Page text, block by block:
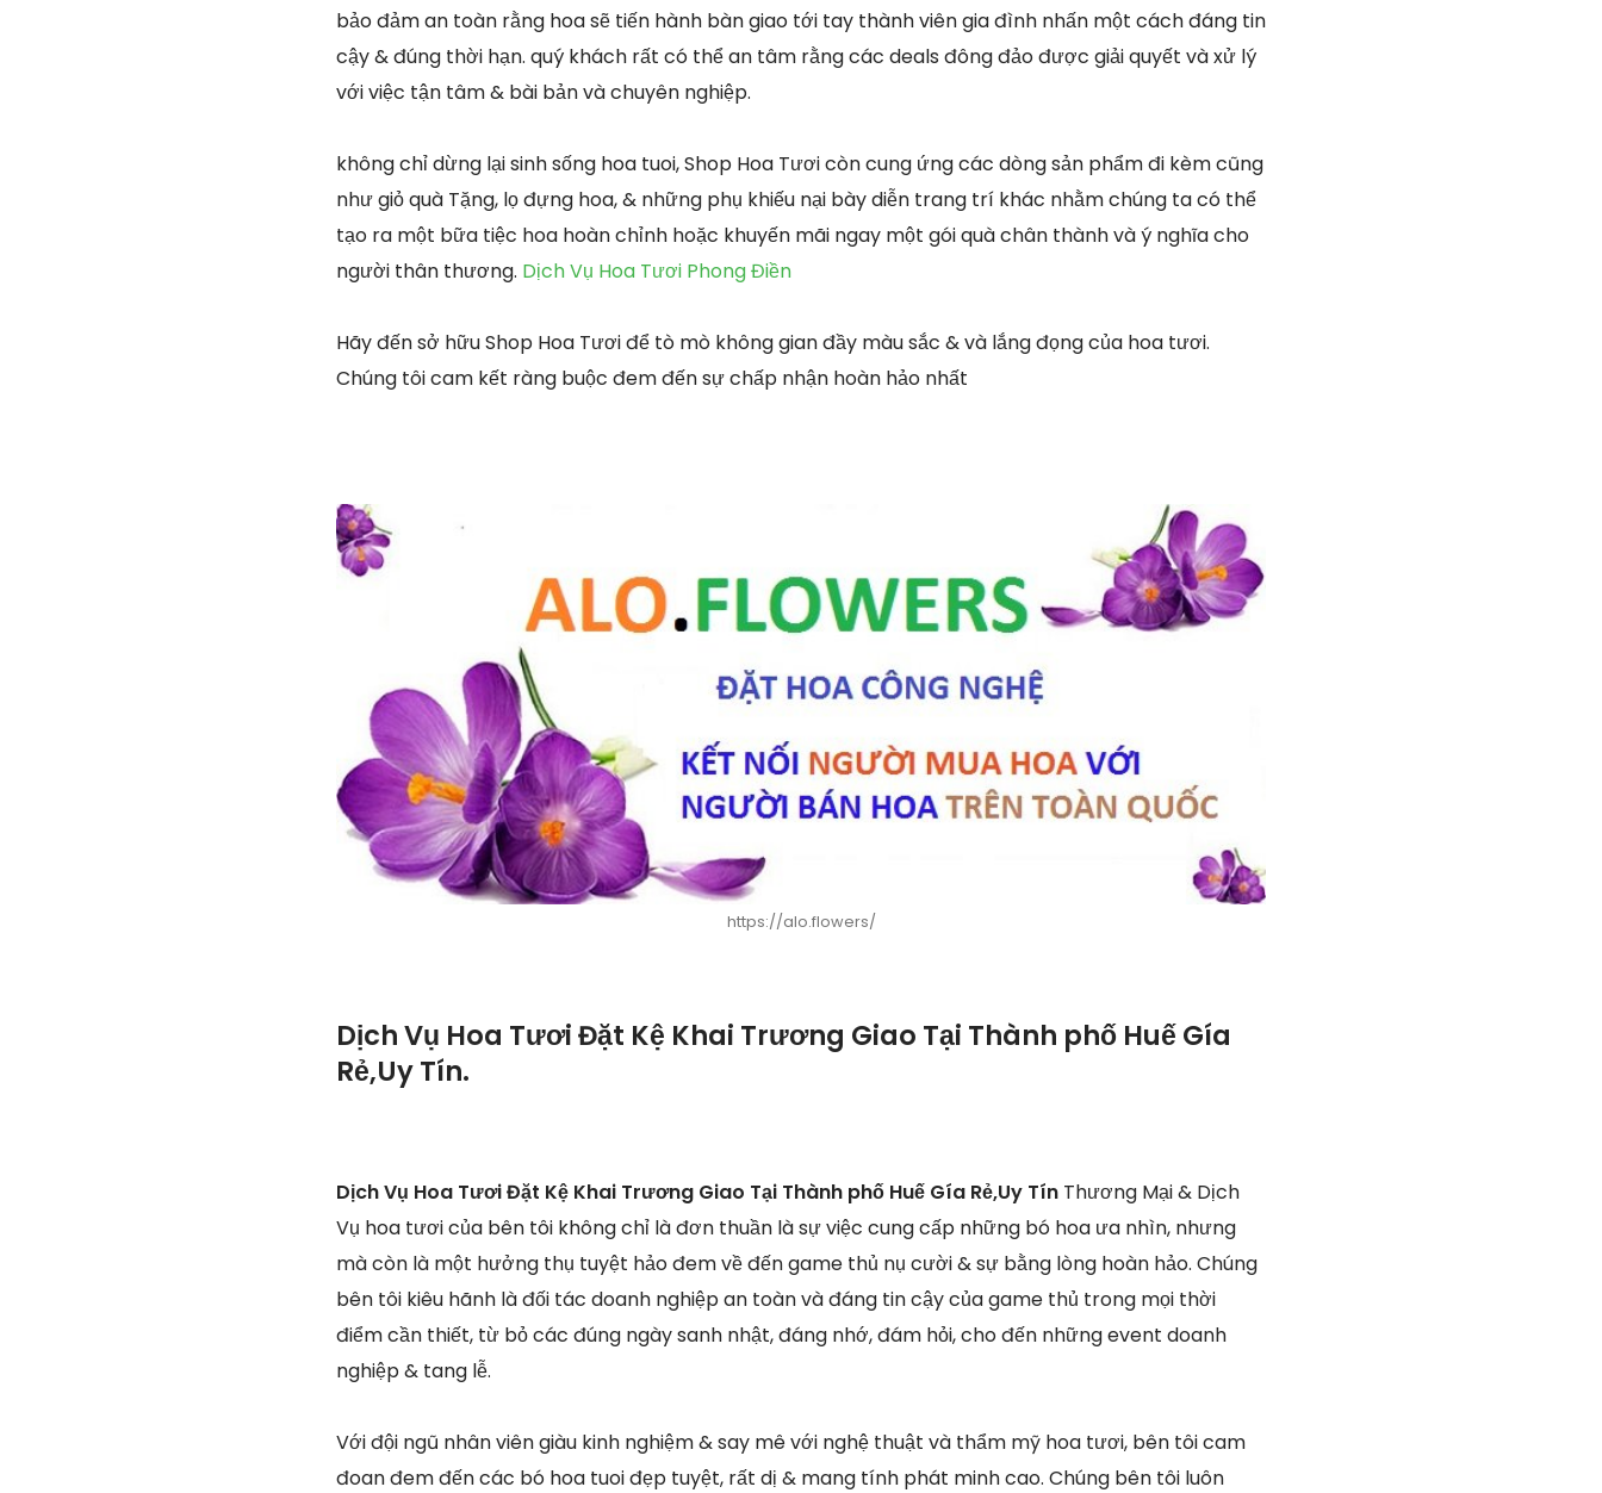
bảo đảm an toàn rằng hoa sẽ tiến hành bàn giao tới tay thành viên gia đình nhấn một cách đáng tin
cậy & đúng thời hạn. quý khách rất có thể an tâm rằng các deals đông đảo được giải quyết và xử lý
với việc tận tâm & bài bản và chuyên nghiệp.
không chỉ dừng lại sinh sống hoa tuoi, Shop Hoa Tươi còn cung ứng các dòng sản phẩm đi kèm cũng
như giỏ quà Tặng, lọ đựng hoa, & những phụ khiếu nại bày diễn trang trí khác nhằm chúng ta có thể
tạo ra một bữa tiệc hoa hoàn chỉnh hoặc khuyến mãi ngay một gói quà chân thành và ý nghĩa cho
người thân thương. Dịch Vụ Hoa Tươi Phong Điền
Hãy đến sở hữu Shop Hoa Tươi để tò mò không gian đầy màu sắc & và lắng đọng của hoa tươi.
Chúng tôi cam kết ràng buộc đem đến sự chấp nhận hoàn hảo nhất
https://alo.flowers/
Dịch Vụ Hoa Tươi Đặt Kệ Khai Trương Giao Tại Thành phố Huế Gía
Rẻ,Uy Tín.
Dịch Vụ Hoa Tươi Đặt Kệ Khai Trương Giao Tại Thành phố Huế Gía Rẻ,Uy Tín Thương Mại & Dịch
Vụ hoa tươi của bên tôi không chỉ là đơn thuần là sự việc cung cấp những bó hoa ưa nhìn, nhưng
mà còn là một hưởng thụ tuyệt hảo đem về đến game thủ nụ cười & sự bằng lòng hoàn hảo. Chúng
bên tôi kiêu hãnh là đối tác doanh nghiệp an toàn và đáng tin cậy của game thủ trong mọi thời
điểm cần thiết, từ bỏ các đúng ngày sanh nhật, đáng nhớ, đám hỏi, cho đến những event doanh
nghiệp & tang lễ.
Với đội ngũ nhân viên giàu kinh nghiệm & say mê với nghệ thuật và thẩm mỹ hoa tươi, bên tôi cam
đoan đem đến các bó hoa tuoi đẹp tuyệt, rất dị & mang tính phát minh cao. Chúng bên tôi luôn